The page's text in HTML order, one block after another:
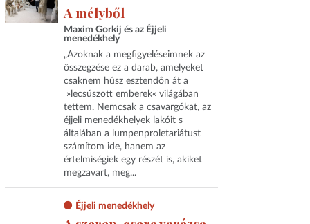
A mélyből
Maxim Gorkij és az Éjjeli
menedékhely
„Azoknak a megfigyeléseimnek az
összegzése ez a darab, amelyeket
csaknem húsz esztendőn át a
»lecsúszott emberek« világában
tettem. Nemcsak a csavargókat, az
éjjeli menedékhelyek lakóit s
általában a lumpenproletariátust
számítom ide, hanem az
értelmiségiek egy részét is, akiket
megzavart, meg...
Éjjeli menedékhely